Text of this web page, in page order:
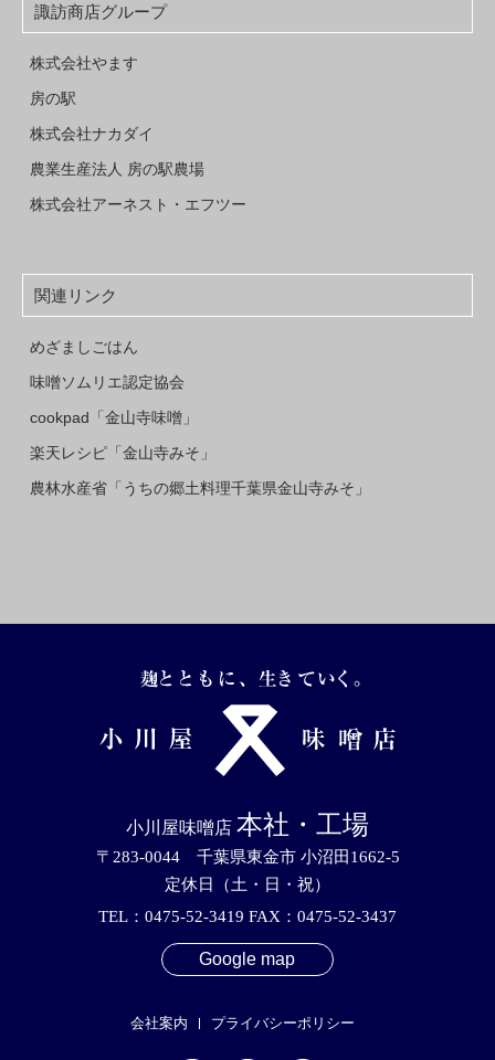
諏訪商店グループ
株式会社やます
房の駅
株式会社ナカダイ
農業生産法人 房の駅農場
株式会社アーネスト・エフツー
関連リンク
めざましごはん
味噌ソムリエ認定協会
cookpad「金山寺味噌」
楽天レシピ「金山寺みそ」
農林水産省「うちの郷土料理千葉県金山寺みそ」
小川屋味噌店 本社・工場
〒283-0044 千葉県東金市 小沼田1662-5
定休日（土・日・祝）
TEL：0475-52-3419 FAX：0475-52-3437
Google map
会社案内 プライバシーポリシー